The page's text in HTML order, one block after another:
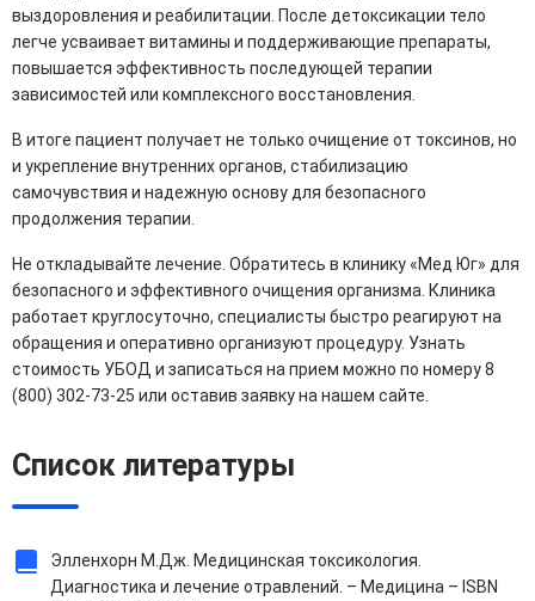
выздоровления и реабилитации. После детоксикации тело
легче усваивает витамины и поддерживающие препараты,
повышается эффективность последующей терапии
зависимостей или комплексного восстановления.
В итоге пациент получает не только очищение от токсинов, но
и укрепление внутренних органов, стабилизацию
самочувствия и надежную основу для безопасного
продолжения терапии.
Не откладывайте лечение. Обратитесь в клинику «Мед Юг» для
безопасного и эффективного очищения организма. Клиника
работает круглосуточно, специалисты быстро реагируют на
обращения и оперативно организуют процедуру. Узнать
стоимость УБОД и записаться на прием можно по номеру 8
(800) 302-73-25 или оставив заявку на нашем сайте.
Список литературы
Элленхорн М.Дж. Медицинская токсикология.
Диагностика и лечение отравлений. – Медицина – ISBN